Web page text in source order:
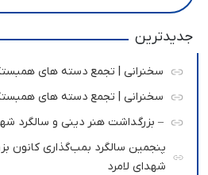
جدیدترین
سخنرانی | تجمع دسته های
سخنرانی | تجمع دسته های
– بزرگداشت هنر دینی و سالگرد
پنجمین سالگرد بمب‌گذاری کانون
شهدای لامرد